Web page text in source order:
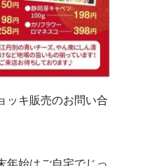
ッキ販売のお問い合